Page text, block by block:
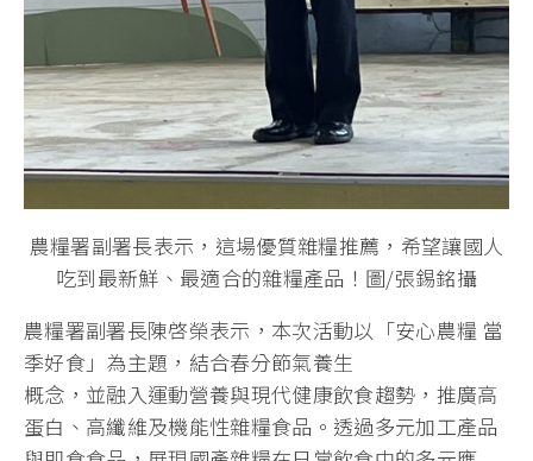
農糧署副署長表示，這場優質雜糧推薦，希望讓國人
吃到最新鮮、最適合的雜糧產品！圖/張錫銘攝
農糧署副署長陳啓榮表示，本次活動以「安心農糧 當
季好食」為主題，結合春分節氣養生
概念，並融入運動營養與現代健康飲食趨勢，推廣高
蛋白、高纖維及機能性雜糧食品。透過多元加工產品